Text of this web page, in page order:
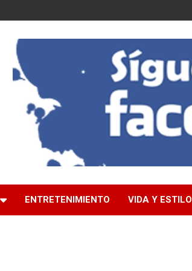
ENTRETENIMIENTO VIDA Y ESTILO